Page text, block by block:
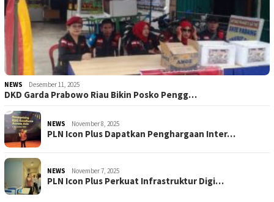
NEWS Desember 11, 2025
DKD Garda Prabowo Riau Bikin Posko Pengg…
NEWS November 8, 2025
PLN Icon Plus Dapatkan Penghargaan Inter…
NEWS November 7, 2025
PLN Icon Plus Perkuat Infrastruktur Digi…